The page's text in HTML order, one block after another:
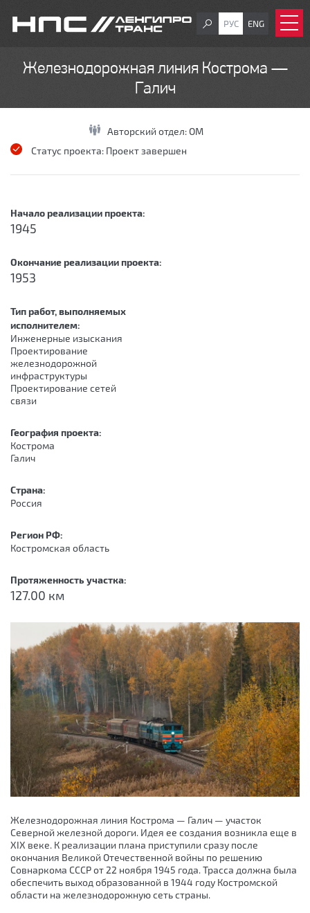
РУС ENG
Железнодорожная линия Кострома —
Галич
Авторский отдел: ОМ
Статус проекта: Проект завершен
Железнодорожная линия Кострома — Галич — участок
Северной железной дороги. Идея ее создания возникла еще в
XIX веке. К реализации плана приступили сразу после
окончания Великой Отечественной войны по решению
Совнаркома СССР от 22 ноября 1945 года. Трасса должна была
обеспечить выход образованной в 1944 году Костромской
области на железнодорожную сеть страны.
Начало реализации проекта:
1945
Окончание реализации проекта:
1953
Тип работ, выполняемых
исполнителем:
Инженерные изыскания
Проектирование
железнодорожной
инфраструктуры
Проектирование сетей
связи
География проекта:
Кострома
Галич
Страна:
Россия
Регион РФ:
Костромская область
Протяженность участка:
127.00 км